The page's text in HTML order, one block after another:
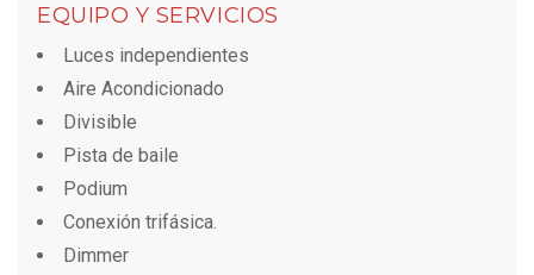
EQUIPO Y SERVICIOS
Luces independientes
Aire Acondicionado
Divisible
Pista de baile
Podium
Conexión trifásica.
Dimmer